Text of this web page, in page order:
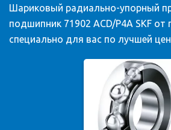
Шариковый радиально-упорный
подшипник 71902 ACD/P4A SKF от
специально для вас по лучшей